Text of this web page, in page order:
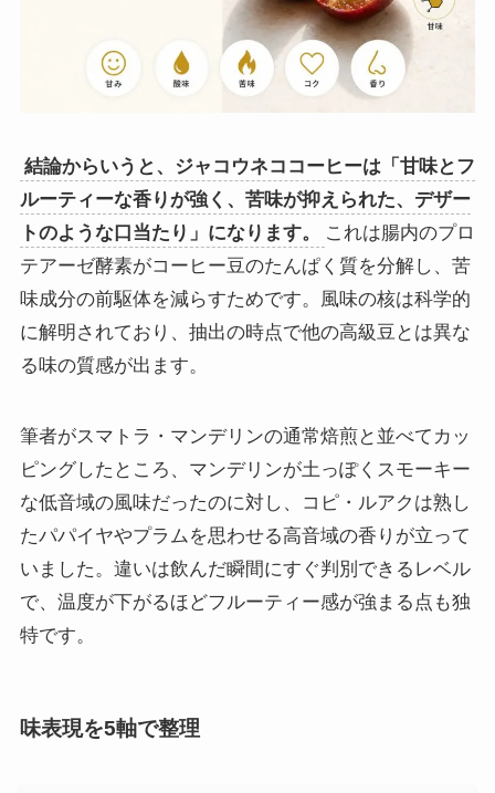
結論からいうと、ジャコウネココーヒーは「甘味とフ
ルーティーな香りが強く、苦味が抑えられた、デザー
トのような口当たり」になります。
これは腸内のプロ
テアーゼ酵素がコーヒー豆のたんぱく質を分解し、苦
味成分の前駆体を減らすためです。風味の核は科学的
に解明されており、抽出の時点で他の高級豆とは異な
る味の質感が出ます。
筆者がスマトラ・マンデリンの通常焙煎と並べてカッ
ピングしたところ、マンデリンが土っぽくスモーキー
な低音域の風味だったのに対し、コピ・ルアクは熟し
たパパイヤやプラムを思わせる高音域の香りが立って
いました。違いは飲んだ瞬間にすぐ判別できるレベル
で、温度が下がるほどフルーティー感が強まる点も独
特です。
味表現を5軸で整理